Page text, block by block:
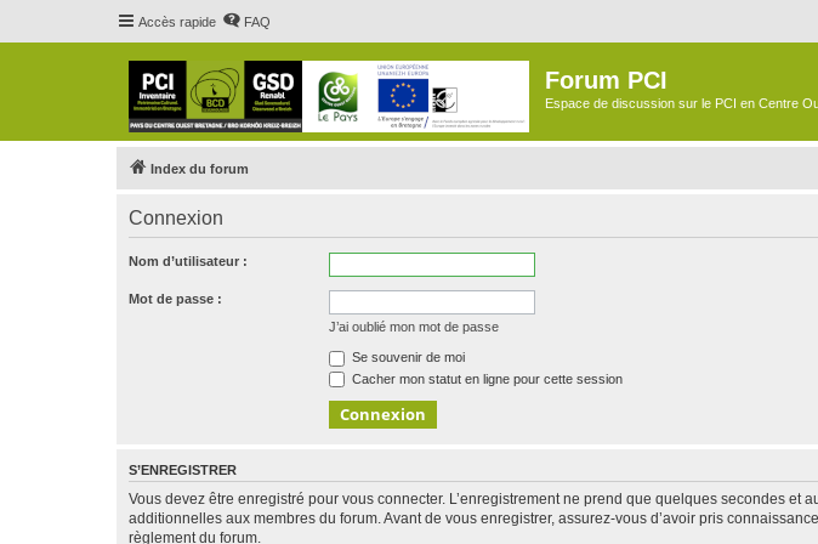
Accès rapide FAQ
Forum PCI
Espace de discussion sur le PCI en Centre
Index du forum
Connexion
Nom d’utilisateur :
Mot de passe :
J’ai oublié mon mot de passe
Se souvenir de moi
Cacher mon statut en ligne pour cette session
S’ENREGISTRER
Vous devez être enregistré pour vous connecter. L’enregistrement ne prend que quelques secondes
additionnelles aux membres du forum. Avant de vous enregistrer, assurez-vous d’avoir pris
règlement du forum.